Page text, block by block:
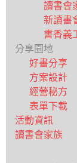
讀書會
新讀書
書香義
分享園地
好書分享
方案設計
經營秘方
表單下載
活動資訊
讀書會家族